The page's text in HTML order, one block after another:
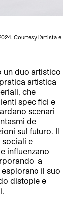
Courtesy l’artista e
un duo artistico
artistica
che
specifici e
scenari
del
sul futuro. Il
sociali e
influenzano
la
il suo
distopie e